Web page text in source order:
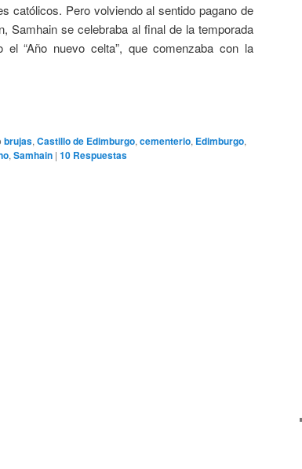
católicos. Pero volviendo al sentido pagano de
Samhain se celebraba al final de la temporada
“Año nuevo celta”, que comenzaba con la
brujas, Castillo de Edimburgo, cementerio, Edimburgo,
, Samhain | 10 Respuestas